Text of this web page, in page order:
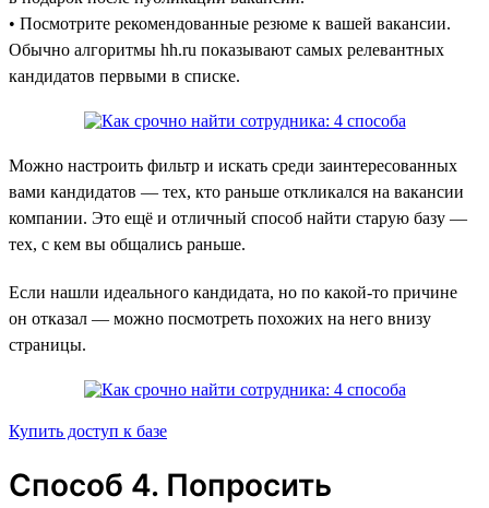
• Посмотрите рекомендованные резюме к вашей вакансии.
Обычно алгоритмы hh.ru показывают самых релевантных
кандидатов первыми в списке.
Можно настроить фильтр и искать среди заинтересованных
вами кандидатов — тех, кто раньше откликался на вакансии
компании. Это ещё и отличный способ найти старую базу —
тех, с кем вы общались раньше.
Если нашли идеального кандидата, но по какой-то причине
он отказал — можно посмотреть похожих на него внизу
страницы.
Купить доступ к базе
Способ 4. Попросить